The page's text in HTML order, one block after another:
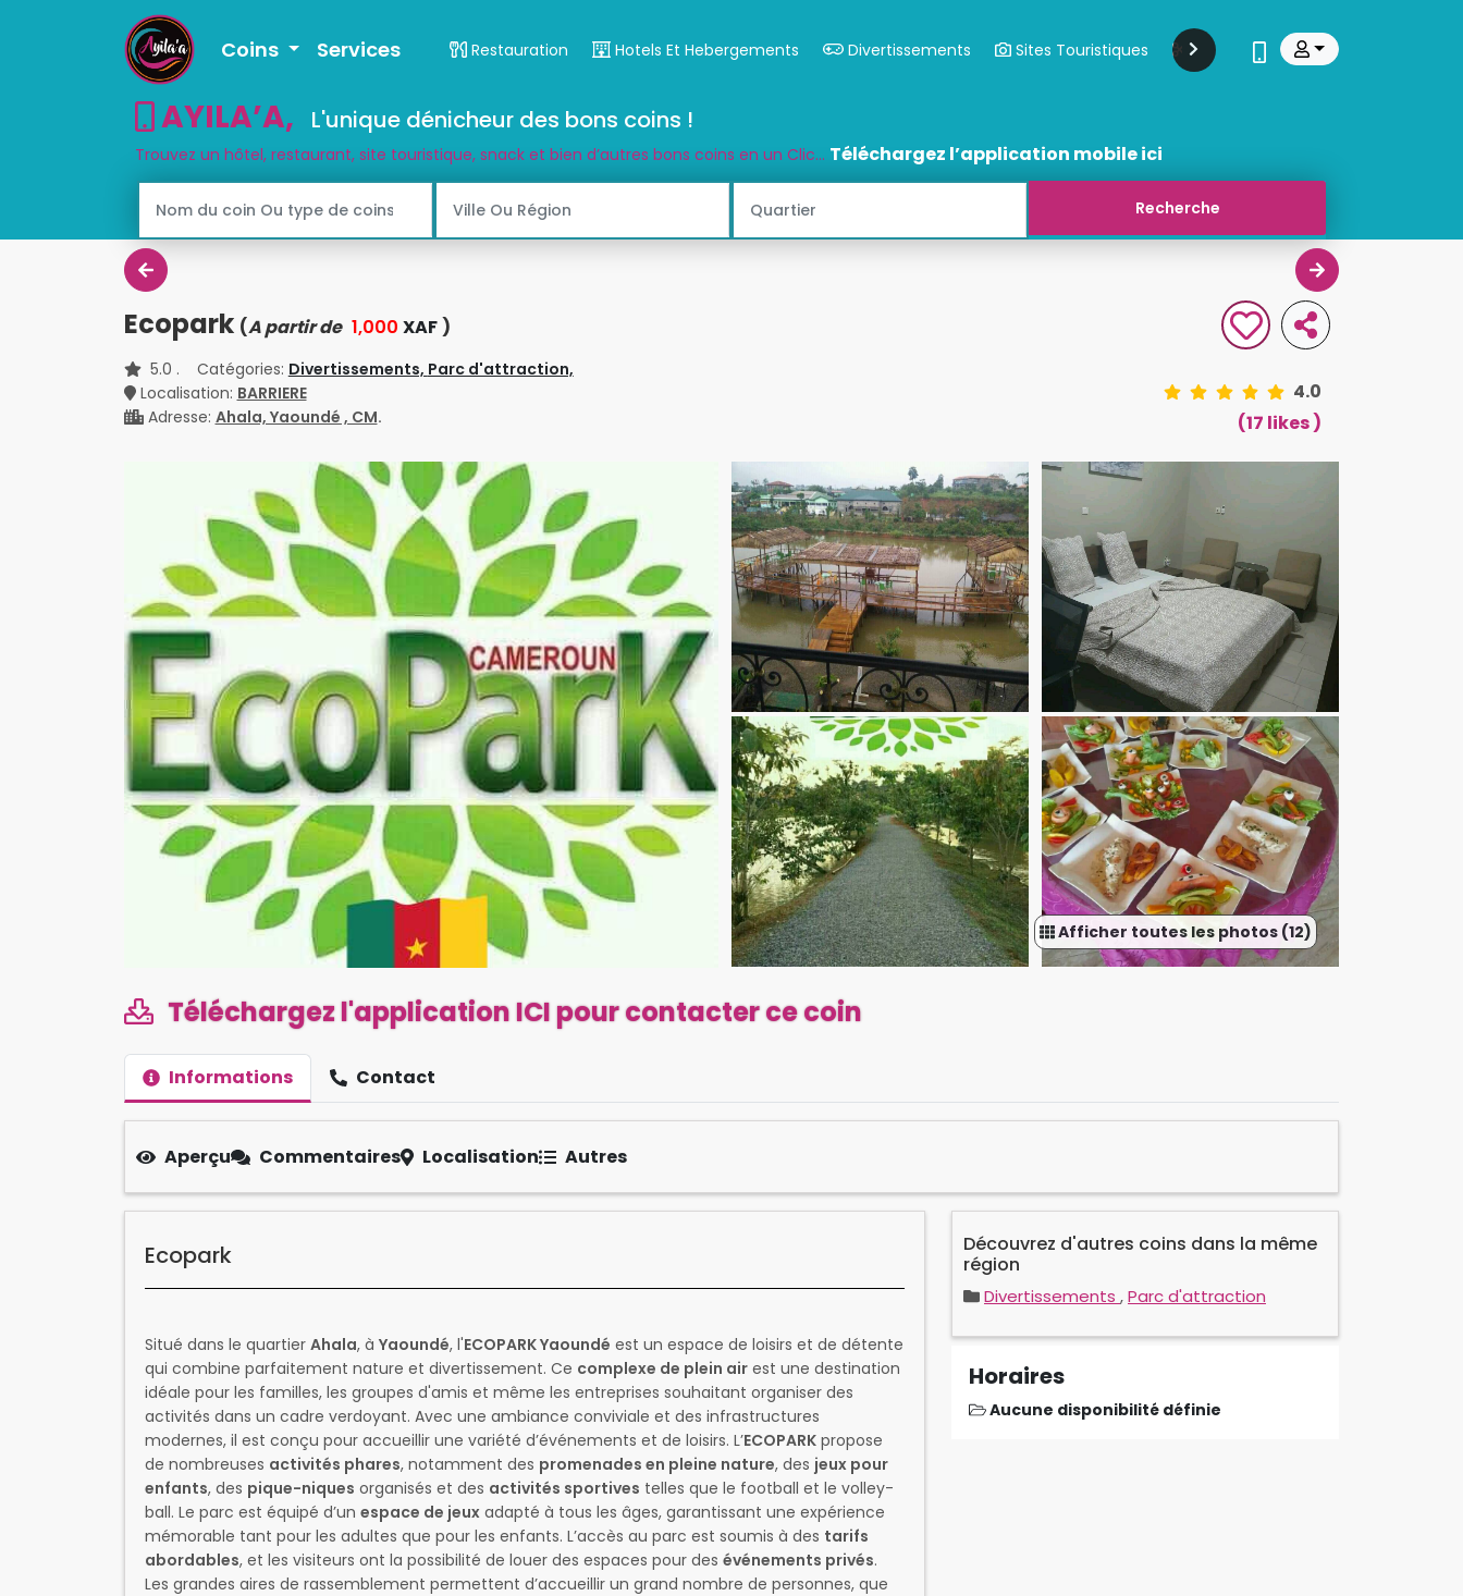
Coins Services Restauration Hotels Et Hebergements Divertissements Sites Touristiques Modes Et Beauté
AYILA’A, L'unique dénicheur des bons coins !
Trouvez un hôtel, restaurant, site touristique, snack et bien d’autres bons coins en un Clic... Téléchargez l’application mobile ici
Ecopark (A partir de 1,000 XAF )
5.0 . Catégories: Divertissements, Parc d'attraction,
Localisation: BARRIERE
Adresse: Ahala, Yaoundé , CM.
4.0
(17 likes )
Afficher toutes les photos (12)
Téléchargez l'application ICI pour contacter ce coin
Informations Contact
Aperçu Commentaires Localisation Autres
Ecopark
Situé dans le quartier Ahala, à Yaoundé, l'ECOPARK Yaoundé est un espace de loisirs et de détente
qui combine parfaitement nature et divertissement. Ce complexe de plein air est une destination
idéale pour les familles, les groupes d'amis et même les entreprises souhaitant organiser des
activités dans un cadre verdoyant. Avec une ambiance conviviale et des infrastructures
modernes, il est conçu pour accueillir une variété d’événements et de loisirs. L’ECOPARK propose
de nombreuses activités phares, notamment des promenades en pleine nature, des jeux pour
enfants, des pique-niques organisés et des activités sportives telles que le football et le volley-
ball. Le parc est équipé d’un espace de jeux adapté à tous les âges, garantissant une expérience
mémorable tant pour les adultes que pour les enfants. L’accès au parc est soumis à des tarifs
abordables, et les visiteurs ont la possibilité de louer des espaces pour des événements privés.
Les grandes aires de rassemblement permettent d’accueillir un grand nombre de personnes, que
Découvrez d'autres coins dans la même
région
Divertissements ,Parc d'attraction
Horaires
Aucune disponibilité définie